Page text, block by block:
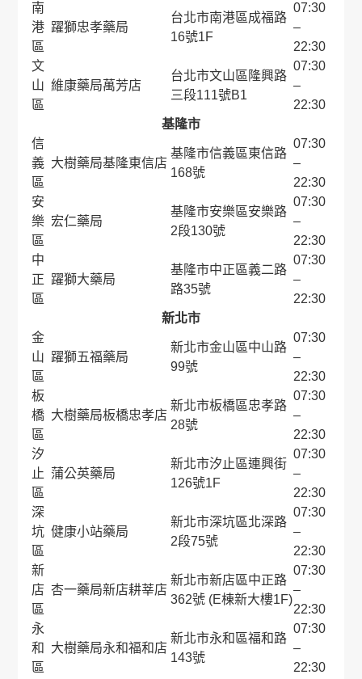
南
港
區
躍獅忠孝藥局
台北市南港區成福路
16號1F
07:30
–
22:30
文
山
區
維康藥局萬芳店
台北市文山區隆興路
三段111號B1
07:30
–
22:30
基隆市
信
義
區
大樹藥局基隆東信店
基隆市信義區東信路
168號
07:30
–
22:30
安
樂
區
宏仁藥局
基隆市安樂區安樂路
2段130號
07:30
–
22:30
中
正
區
躍獅大藥局
基隆市中正區義二路
路35號
07:30
–
22:30
新北市
金
山
區
躍獅五福藥局
新北市金山區中山路
99號
07:30
–
22:30
板
橋
區
大樹藥局板橋忠孝店
新北市板橋區忠孝路
28號
07:30
–
22:30
汐
止
區
蒲公英藥局
新北市汐止區連興街
126號1F
07:30
–
22:30
深
坑
區
健康小站藥局
新北市深坑區北深路
2段75號
07:30
–
22:30
新
店
區
杏一藥局新店耕莘店
新北市新店區中正路
362號 (E棟新大樓1F)
07:30
–
22:30
永
和
區
大樹藥局永和福和店
新北市永和區福和路
143號
07:30
–
22:30